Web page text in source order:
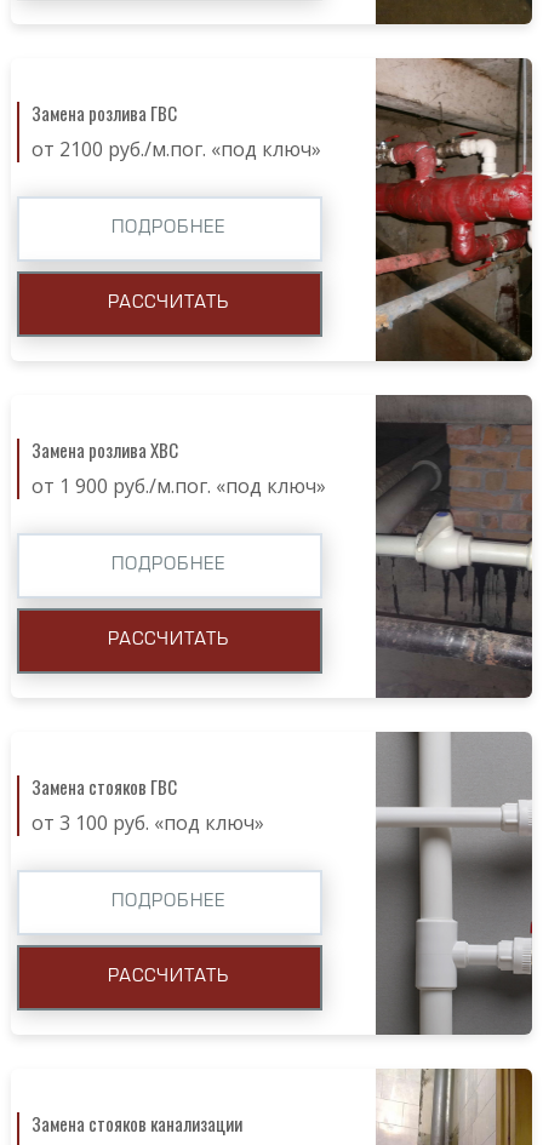
Замена розлива ГВС
от 2100 руб./м.пог. «под ключ»
ПОДРОБНЕЕ
РАССЧИТАТЬ
Замена розлива ХВС
от 1 900 руб./м.пог. «под ключ»
ПОДРОБНЕЕ
РАССЧИТАТЬ
Замена стояков ГВС
от 3 100 руб. «под ключ»
ПОДРОБНЕЕ
РАССЧИТАТЬ
Замена стояков канализации